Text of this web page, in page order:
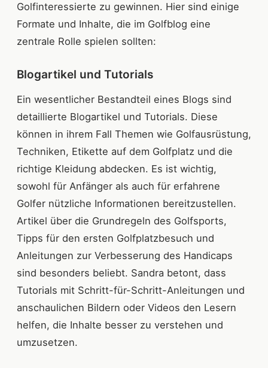
Golfinteressierte zu gewinnen. Hier sind einige
Formate und Inhalte, die im Golfblog eine
zentrale Rolle spielen sollten:
Blogartikel und Tutorials
Ein wesentlicher Bestandteil eines Blogs sind
detaillierte Blogartikel und Tutorials. Diese
können in ihrem Fall Themen wie Golfausrüstung,
Techniken, Etikette auf dem Golfplatz und die
richtige Kleidung abdecken. Es ist wichtig,
sowohl für Anfänger als auch für erfahrene
Golfer nützliche Informationen bereitzustellen.
Artikel über die Grundregeln des Golfsports,
Tipps für den ersten Golfplatzbesuch und
Anleitungen zur Verbesserung des Handicaps
sind besonders beliebt. Sandra betont, dass
Tutorials mit Schritt-für-Schritt-Anleitungen und
anschaulichen Bildern oder Videos den Lesern
helfen, die Inhalte besser zu verstehen und
umzusetzen.